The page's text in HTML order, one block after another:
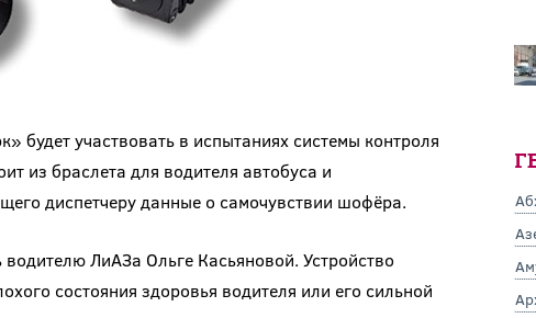
будет участвовать в испытаниях системы контроля
из браслета для водителя автобуса и
диспетчеру данные о самочувствии шофёра.
ЛиАЗа Ольге Касьяновой. Устройство
состояния здоровья водителя или его сильной